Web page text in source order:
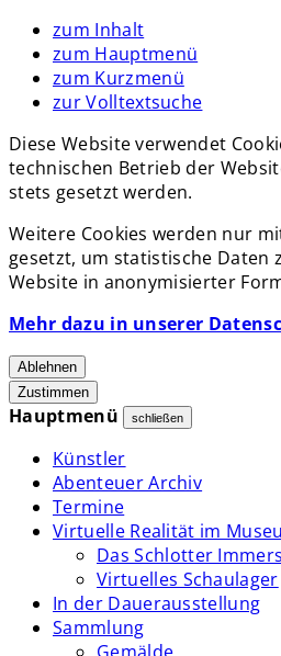
zum Inhalt
zum Hauptmenü
zum Kurzmenü
zur Volltextsuche
Diese Website verwendet
technischen Betrieb der
stets gesetzt werden.
Weitere Cookies werden nur
gesetzt, um statistische Daten
Website in anonymisierter
Mehr dazu in unserer
Ablehnen
Zustimmen
Hauptmenü schließen
Künstler
Abenteuer Archiv
Termine
Virtuelle Realität im
Das Schlotter
Virtuelles Schaulager
In der Dauerausstellung
Sammlung